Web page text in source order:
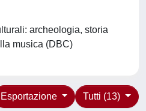
archeologia, storia
musica (DBC)
Tutti (13)
Esportazione